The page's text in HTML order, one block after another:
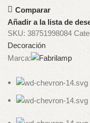
Comparar
Añadir a la lista de
SKU: 38751998084
Decoración
Marca: